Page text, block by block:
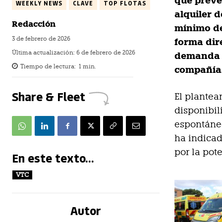
WEEKLY NEWS CLAVE TOP FLOTAS
Redacción
3 de febrero de 2026
Última actualización: 6 de febrero de 2026
Tiempo de lectura: 1 min.
Share & Fleet
En este texto...
VTC
Autor
alquiler
mínimo
forma
El
ha
por la